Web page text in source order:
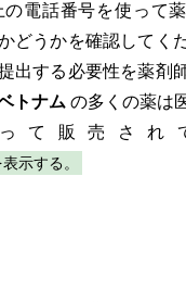
の電話番号を使って
どうかを確認してく
出する必要性を薬剤
トナムの多くの薬は
て販売され
示する。